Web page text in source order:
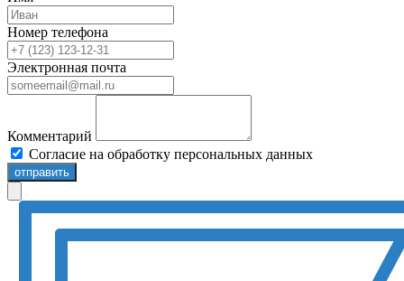
Номер телефона
Электронная почта
Комментарий
Согласие на обработку персональных данных
отправить